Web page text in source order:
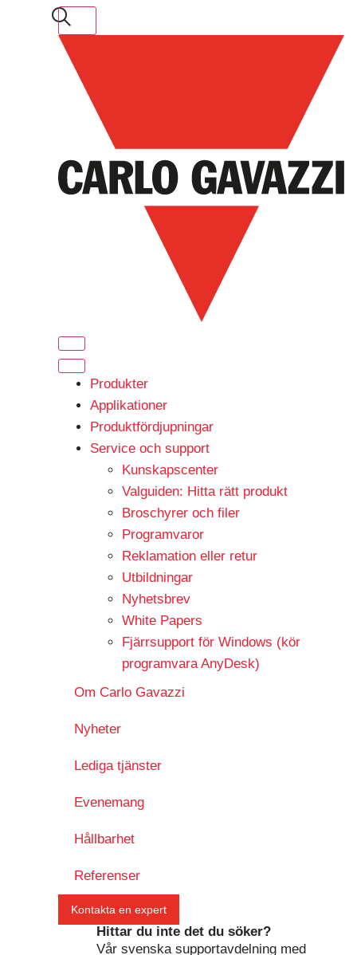
Produkter
Applikationer
Produktfördjupningar
Service och support
Kunskapscenter
Valguiden: Hitta rätt produkt
Broschyrer och filer
Programvaror
Reklamation eller retur
Utbildningar
Nyhetsbrev
White Papers
Fjärrsupport för Windows (kör
programvara AnyDesk)
Om Carlo Gavazzi
Nyheter
Lediga tjänster
Evenemang
Hållbarhet
Referenser
Kontakta en expert
Hittar du inte det du söker?
Vår svenska supportavdelning med